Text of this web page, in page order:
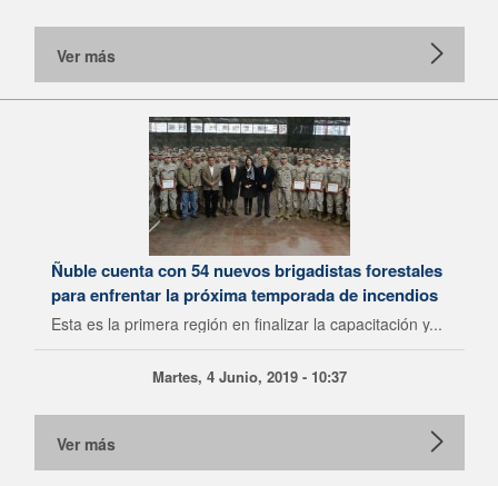
Ver más
Ñuble cuenta con 54 nuevos brigadistas forestales
para enfrentar la próxima temporada de incendios
Esta es la primera región en finalizar la capacitación y...
Martes, 4 Junio, 2019 - 10:37
Ver más